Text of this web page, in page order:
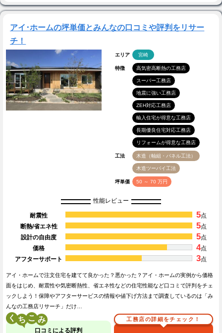
アイ･ホームの坪単価とみんなの口コミや評判をリサー
チ！
エリア 宮崎
特徴 高気密高断熱の工務店
スーパー工務店
地震に強い工務店
ZEH対応工務店
輸入住宅が得意な工務店
長期優良住宅対応工務店
リフォームが得意な工務店
工法 木造（軸組・パネル工法）
木造ツーバイ工法
坪単価 50 ～ 70 万円
性能レビュー
耐震性 5点
断熱/省エネ性
5点
設計の自由度
5点
価格
4点
アフターサポート
3点
アイ・ホームで注文住宅を建てて良かった？悪かった？アイ・ホームの実例から価格
面をはじめ、耐震性や気密断熱性、省エネ性などの住宅性能など口コミで評判をチェ
ックしよう！保障やアフターサービスの情報や値下げ方法まで調査しているのは「み
んなの工務店リサーチ」だけ…
く こ
口コミによる評判
工務店の詳細をチェック！